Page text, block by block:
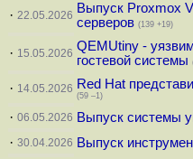
· 22.05.2026 Выпуск Proxmox
серверов (139 +19)
· 15.05.2026 QEMUtiny -
гостевой системы
· 14.05.2026 Red Hat
(59 –1)
· 06.05.2026 Выпуск системы
· 30.04.2026 Выпуск